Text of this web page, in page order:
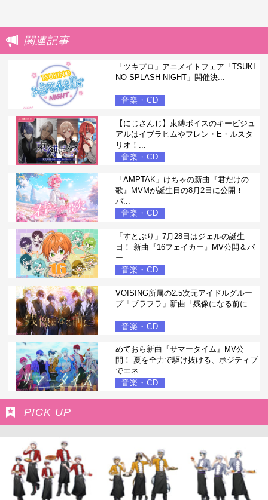
関連記事
「ツキプロ」アニメイトフェア「TSUKI
NO SPLASH NIGHT」開催決...
音楽・CD
【にじさんじ】束縛ボイスのキービジュ
アルはイブラヒムやフレン・E・ルスタ
リオ！...
音楽・CD
「AMPTAK」けちゃの新曲『君だけの
歌』MVMが誕生日の8月2日に公開！
バ...
音楽・CD
「すとぷり」7月28日はジェルの誕生
日！ 新曲『16フェイカー』MV公開＆バ
ー...
音楽・CD
VOISING所属の2.5次元アイドルグルー
プ「ブラフラ」新曲「残像になる前に...
音楽・CD
めておら新曲『サマータイム』MV公
開！ 夏を全力で駆け抜ける、ポジティブ
でエネ...
音楽・CD
PICK UP